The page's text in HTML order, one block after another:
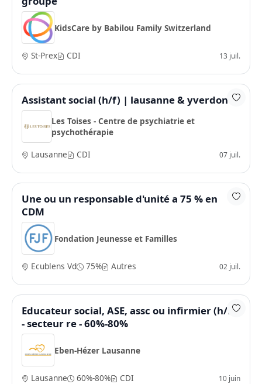
KidsCare by Babilou Family Switzerland
St-Prex CDI 13 juil.
Assistant social (h/f) | lausanne & yverdon
Les Toises - Centre de psychiatrie et
psychothérapie
Lausanne
CDI 07 juil.
Une ou un responsable d'unité a 75 % en
CDM
Fondation Jeunesse et Familles
Ecublens Vd 75% Autres 02 juil.
Educateur social, ASE, assc ou infirmier (h/f)
- secteur re - 60%-80%
Eben-Hézer Lausanne
Lausanne 60%-80% CDI 10 juin